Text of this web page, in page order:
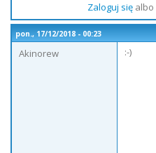
Zaloguj sięalbo
pon., 17/12/2018 - 00:23
Akinorew
:-)